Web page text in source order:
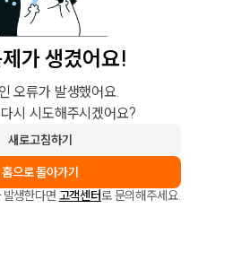
가 생겼어요!
오류가 발생했어요.
시 시도해주시겠어요?
새로고침하기
홈으로 돌아가기
생한다면 고객센터로 문의해주세요.